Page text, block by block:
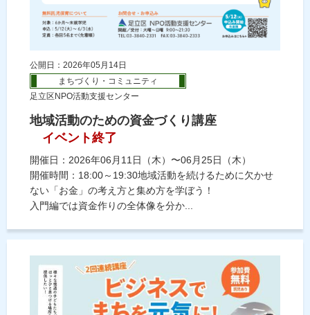
公開日：2026年05月14日
まちづくり・コミュニティ
足立区NPO活動支援センター
地域活動のための資金づくり講座
イベント終了
開催日：2026年06月11日（木）〜06月25日（木）
開催時間：18:00～19:30地域活動を続けるために欠かせ
ない「お金」の考え方と集め方を学ぼう！
入門編では資金作りの全体像を分か...